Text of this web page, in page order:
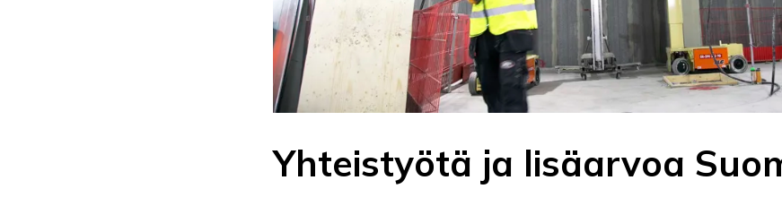
Yhteistyötä ja lisäarvoa